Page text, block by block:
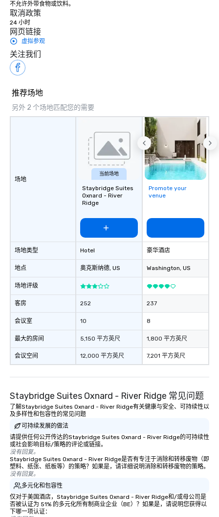
不允许外带食物或饮料。
取消政策
24 小时
网页链接
虚拟参观
关注我们
推荐场地
另外 2 个场地匹配您的需要
场地
场地类型
地点
场地评级
客房
会议室
最大的房间
会议空间
当前场地
Staybridge Suites
Oxnard - River
Ridge
Hotel
奥克斯纳德, US
252
10
5,150 平方英尺
12,000 平方英尺
Promote your
venue
豪华酒店
Washington, US
237
8
1,800 平方英尺
7,201 平方英尺
Staybridge Suites Oxnard - River Ridge 常见问题
了解Staybridge Suites Oxnard - River Ridge有关健康与安全、可持续性以
及多样性和包容性的常见问题
可持续发展的做法
请提供任何公开传达的Staybridge Suites Oxnard - River Ridge的可持续性
或社会影响目标/策略的评论或链接。
没有回复。
Staybridge Suites Oxnard - River Ridge是否有专注于消除和转移废物（即
塑料、纸张、纸板等）的策略？如果是，请详细说明消除和转移废物的策略。
没有回复。
多元化和包容性
仅对于美国酒店，Staybridge Suites Oxnard - River Ridge和/或母公司是
否被认证为 51% 的多元化所有制商业企业（BE）？如果是，请说明您获得以
下哪一项认证：